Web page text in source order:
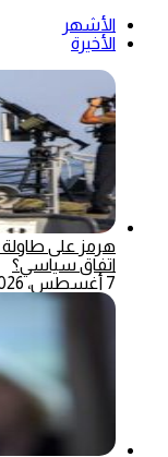
الأشهر
الأخيرة
هرمز على
اتفاق سياسي؟
7 أغسطس، 2026